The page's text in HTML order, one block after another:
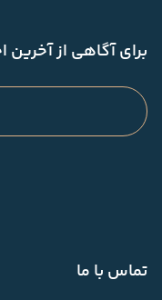
برای آگاهی از آخرین
تماس با ما